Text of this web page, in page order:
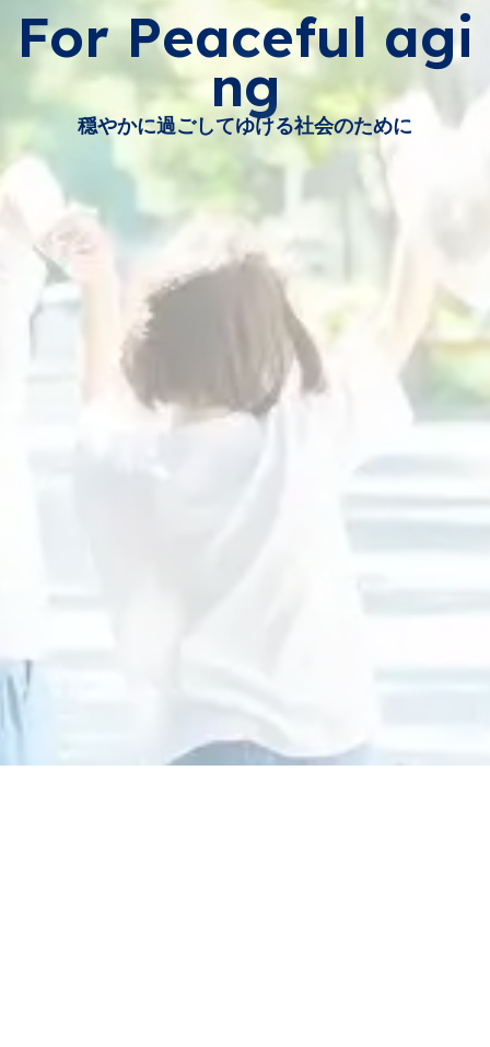
For Peaceful agi
ng
穏やかに過ごしてゆける社会のために